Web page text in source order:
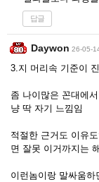
답글
Daywon 26-05-
3.지 머리속 기준이
좀 나이많은 꼰대에
냥 딱 자기 느낌임
적절한 근거도 이유
면 잘못 이거까지는
이런놈이랑 말싸움